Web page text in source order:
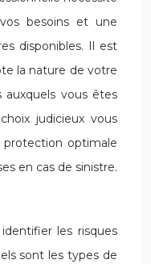
besoins et une
disponibles. Il est
la nature de votre
auxquels vous êtes
judicieux vous
optimale
en cas de sinistre.
les risques
sont les types de